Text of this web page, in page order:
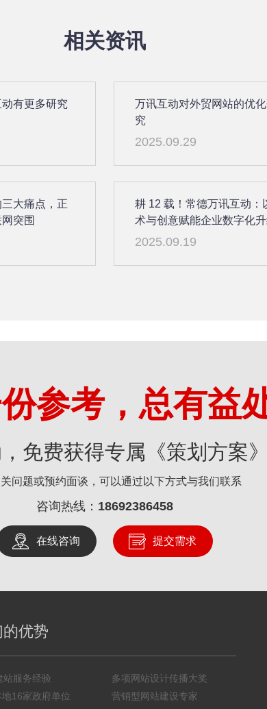
相关资讯
有更多研究
万讯互动对外贸网站的优
究
2025.09.29
大痛点，正
突围
耕 12 载！常德万讯互动：
术与创意赋能企业数字化
2025.09.19
参考，总有益
免费获得专属《策划方案
问题或预约面谈，可以通过以下方式与我们联系
咨询热线： 18692386458
在线咨询 提交需求
优势
站服务经验
地16家政府单位
多项网站设计传播大奖
营销型网站建设专家